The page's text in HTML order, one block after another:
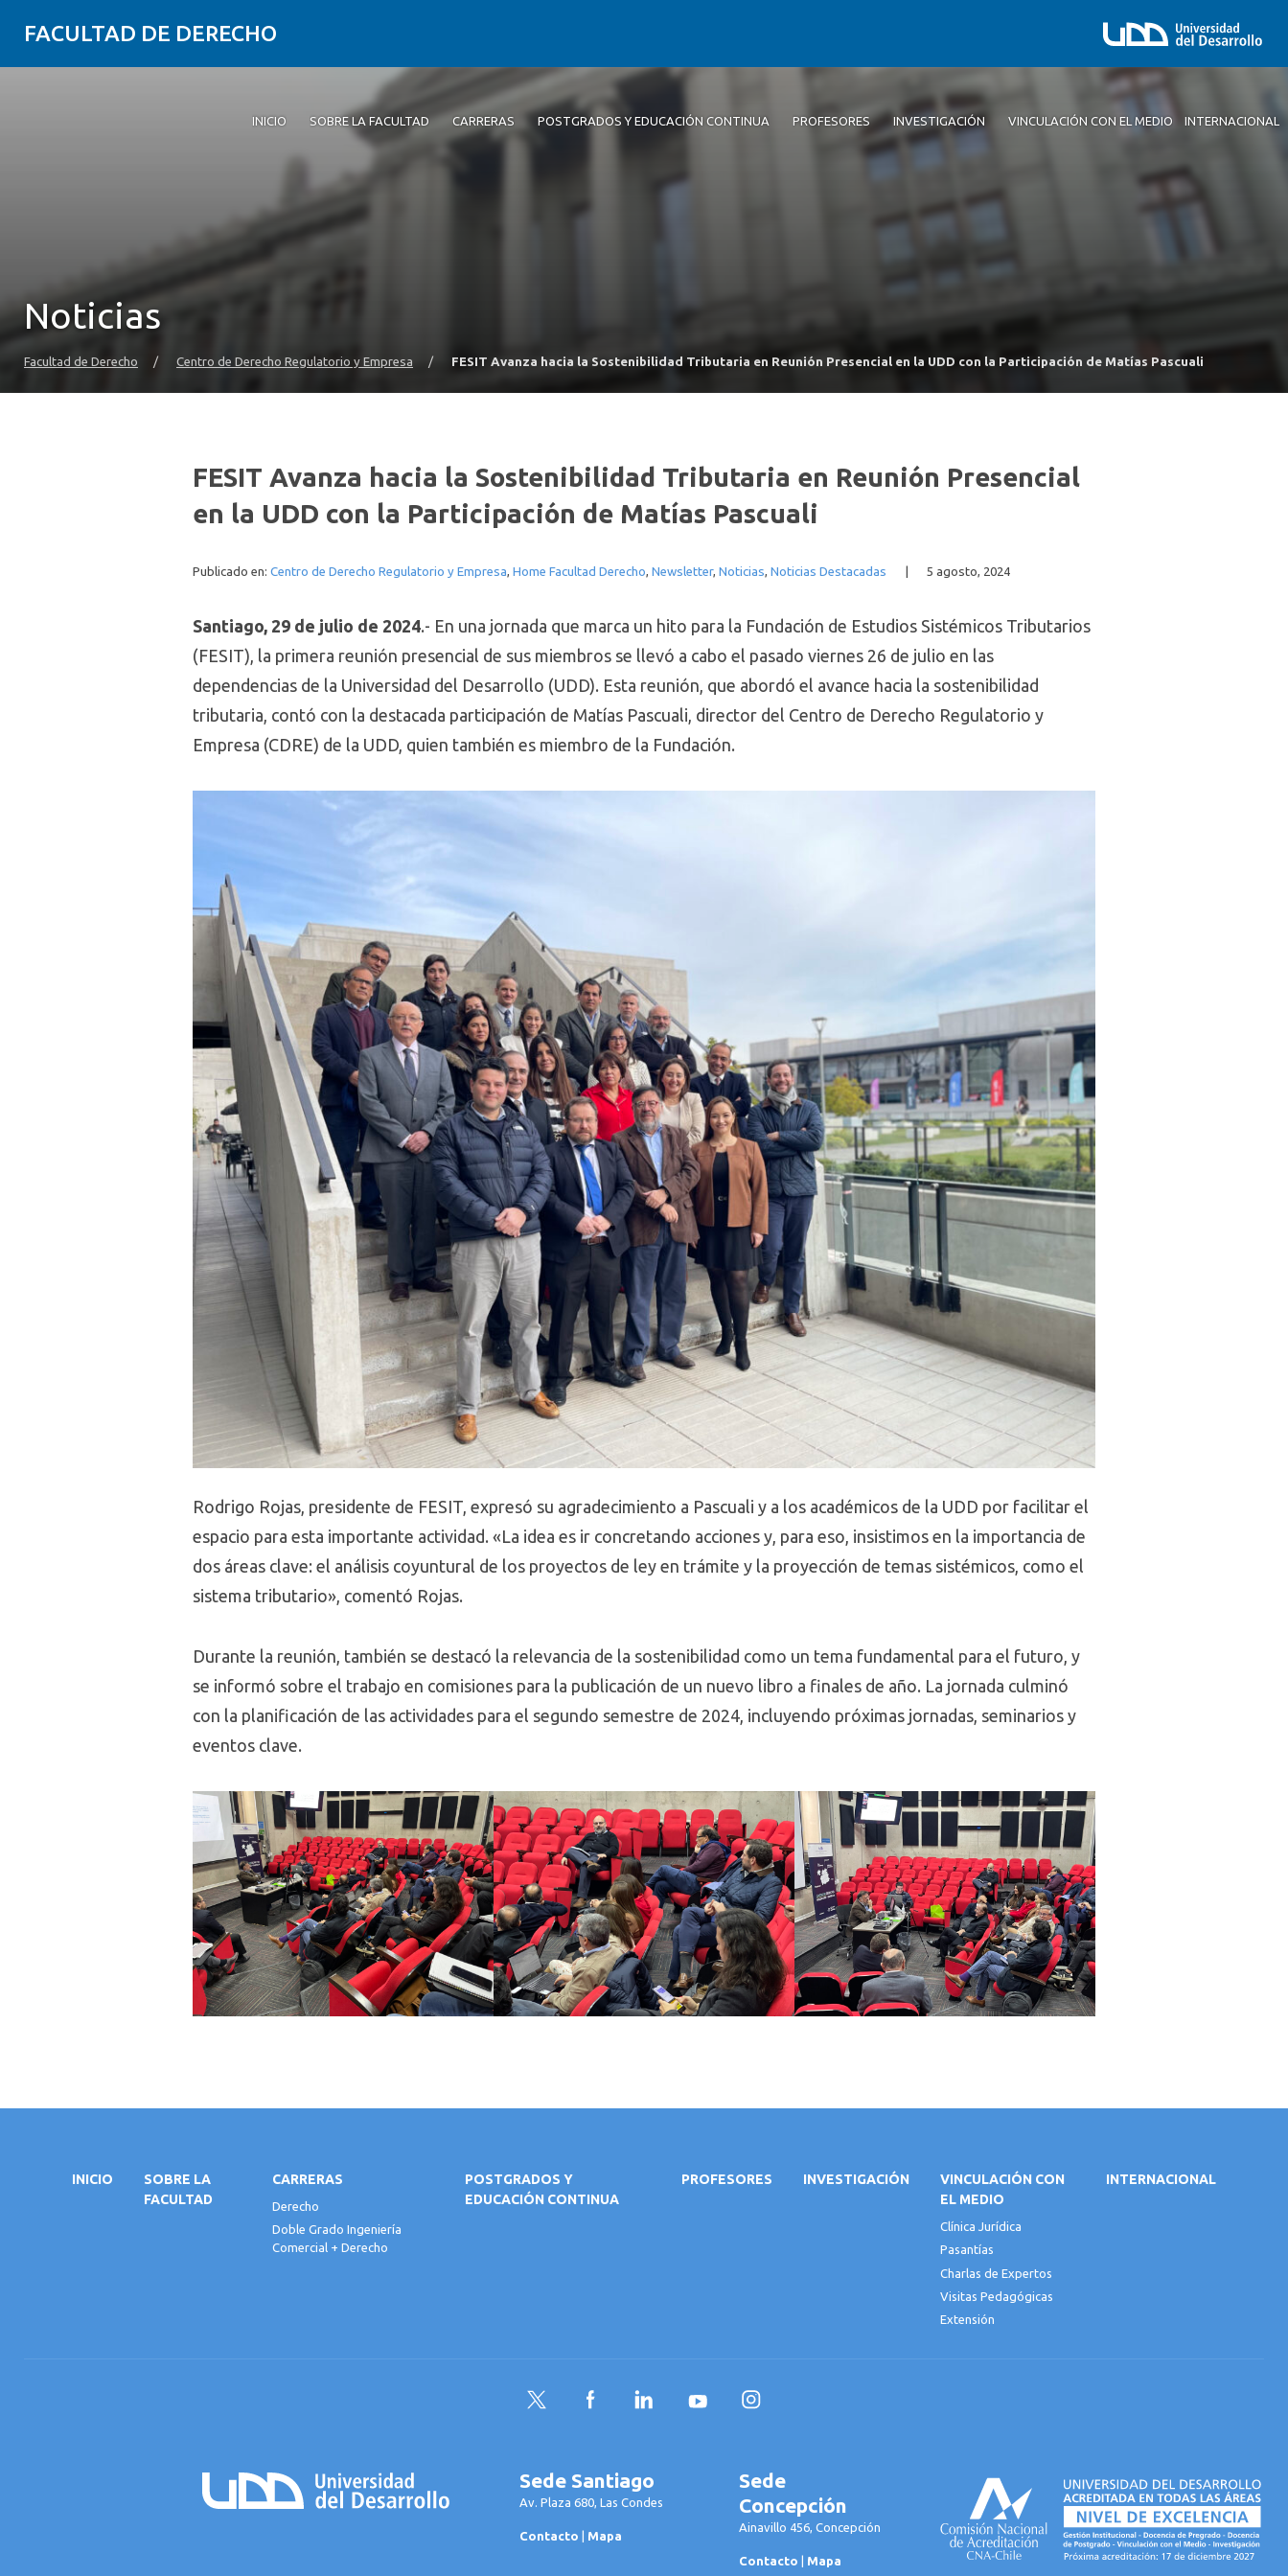
FACULTAD DE DERECHO
INICIO SOBRE LA FACULTAD CARRERAS POSTGRADOS Y EDUCACIÓN CONTINUA PROFESORES INVESTIGACIÓN VINCULACIÓN CON EL MEDIO INTERNACIONAL
Noticias
Facultad de Derecho / Centro de Derecho Regulatorio y Empresa / FESIT Avanza hacia la Sostenibilidad Tributaria en Reunión Presencial en la UDD con la Participación de Matías Pascuali
FESIT Avanza hacia la Sostenibilidad Tributaria en Reunión Presencial
en la UDD con la Participación de Matías Pascuali
Publicado en: Centro de Derecho Regulatorio y Empresa, Home Facultad Derecho, Newsletter, Noticias, Noticias Destacadas 5 agosto, 2024
Santiago, 29 de julio de 2024.- En una jornada que marca un hito para la Fundación de Estudios Sistémicos Tributarios
(FESIT), la primera reunión presencial de sus miembros se llevó a cabo el pasado viernes 26 de julio en las
dependencias de la Universidad del Desarrollo (UDD). Esta reunión, que abordó el avance hacia la sostenibilidad
tributaria, contó con la destacada participación de Matías Pascuali, director del Centro de Derecho Regulatorio y
Empresa (CDRE) de la UDD, quien también es miembro de la Fundación.
Rodrigo Rojas, presidente de FESIT, expresó su agradecimiento a Pascuali y a los académicos de la UDD por facilitar el
espacio para esta importante actividad. «La idea es ir concretando acciones y, para eso, insistimos en la importancia de
dos áreas clave: el análisis coyuntural de los proyectos de ley en trámite y la proyección de temas sistémicos, como el
sistema tributario», comentó Rojas.
Durante la reunión, también se destacó la relevancia de la sostenibilidad como un tema fundamental para el futuro, y
se informó sobre el trabajo en comisiones para la publicación de un nuevo libro a finales de año. La jornada culminó
con la planificación de las actividades para el segundo semestre de 2024, incluyendo próximas jornadas, seminarios y
eventos clave.
INICIO
SOBRE LA
FACULTAD
CARRERAS
Derecho
Doble Grado Ingeniería
Comercial + Derecho
POSTGRADOS Y
EDUCACIÓN CONTINUA
PROFESORES INVESTIGACIÓN
VINCULACIÓN CON
EL MEDIO
Clínica Jurídica
Pasantías
Charlas de Expertos
Visitas Pedagógicas
Extensión
INTERNACIONAL
Twitter FacebookLinkedInYouTubeInstagram
Sede Santiago
Av. Plaza 680, Las Condes
Contacto | Mapa
Sede
Concepción
Ainavillo 456, Concepción
Contacto | Mapa